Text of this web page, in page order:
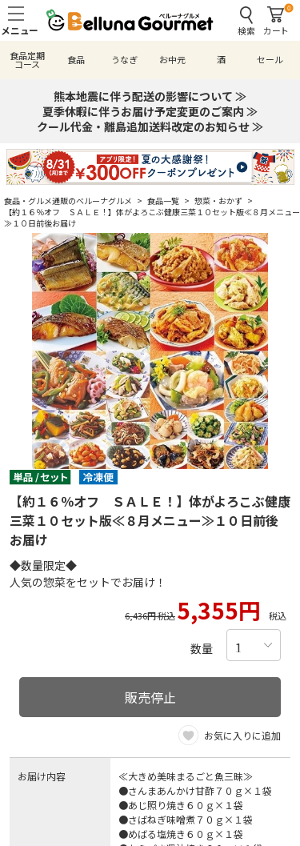
検索
0
カート
食品定期
コース 食品 うなぎ お中元 酒 セール
熊本地震に伴う配送の影響について ≫
夏季休暇に伴うお届け予定変更のご案内 ≫
クール代金・離島追加送料改定のお知らせ ≫
食品・グルメ通販のベルーナグルメ > 食品一覧 > 惣菜・おかず >
【約１６％オフ ＳＡＬＥ！】体がよろこぶ健康三菜１０セット版≪８月メニュー
≫１０日前後お届け
【約１６％オフ ＳＡＬＥ！】体がよろこぶ健康
三菜１０セット版≪８月メニュー≫１０日前後
お届け
◆数量限定◆
人気の惣菜をセットでお届け！
6,436円 税込5,355円 税込
数量
販売停止
お気に入りに追加
お届け内容
≪大きめ美味まるごと魚三昧≫
●さんまあんかけ甘酢７０ｇ×１袋
●あじ照り焼き６０ｇ×１袋
●さばねぎ味噌煮７０ｇ×１袋
●めばる塩焼き６０ｇ×１袋